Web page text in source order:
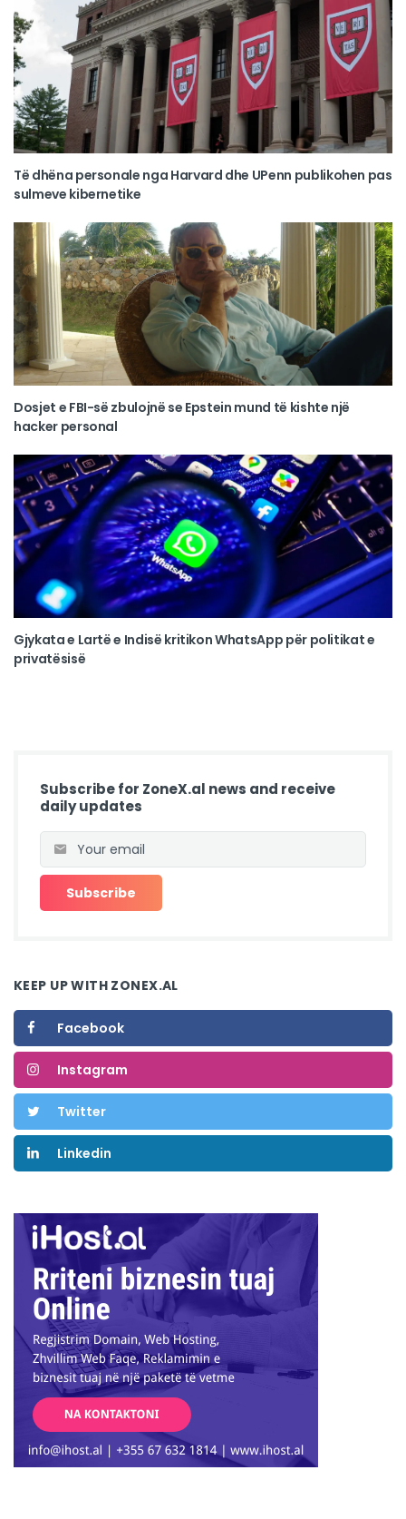
Të dhëna personale nga Harvard dhe UPenn publikohen pas
sulmeve kibernetike
Dosjet e FBI-së zbulojnë se Epstein mund të kishte një
hacker personal
Gjykata e Lartë e Indisë kritikon WhatsApp për politikat e
privatësisë
Subscribe for ZoneX.al news and receive
daily updates
KEEP UP WITH ZONEX.AL
Facebook
Instagram
Twitter
Linkedin